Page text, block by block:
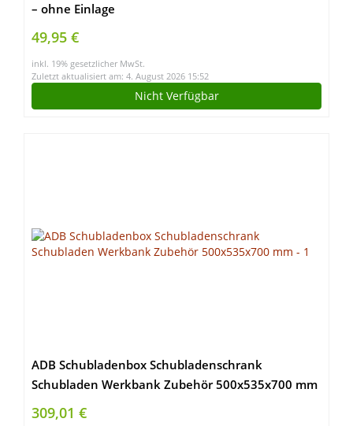
– ohne Einlage
49,95 €
inkl. 19% gesetzlicher MwSt.
Zuletzt aktualisiert am: 4. August 2026 15:52
Nicht Verfügbar
ADB Schubladenbox Schubladenschrank
Schubladen Werkbank Zubehör 500x535x700 mm
309,01 €